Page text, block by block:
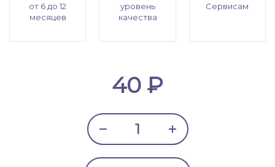
от 6 до 12
месяцев
уровень
качества
Сервисам
40 ₽